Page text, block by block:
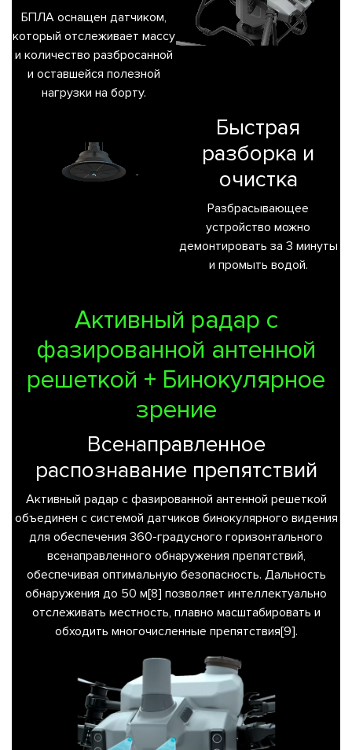
БПЛА оснащен датчиком,
который отслеживает массу
и количество разбросанной
и оставшейся полезной
нагрузки на борту.
Быстрая
разборка и
очистка
Разбрасывающее
устройство можно
демонтировать за 3 минуты
и промыть водой.
Активный радар с
фазированной антенной
решеткой + Бинокулярное
зрение
Всенаправленное
распознавание препятствий
Активный радар с фазированной антенной решеткой
объединен с системой датчиков бинокулярного видения
для обеспечения 360-градусного горизонтального
всенаправленного обнаружения препятствий,
обеспечивая оптимальную безопасность. Дальность
обнаружения до 50 м[8] позволяет интеллектуально
отслеживать местность, плавно масштабировать и
обходить многочисленные препятствия[9].